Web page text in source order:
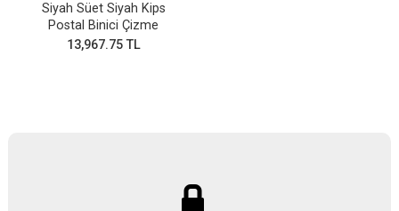
Siyah Süet Siyah Kips
Postal Binici Çizme
13,967.75 TL